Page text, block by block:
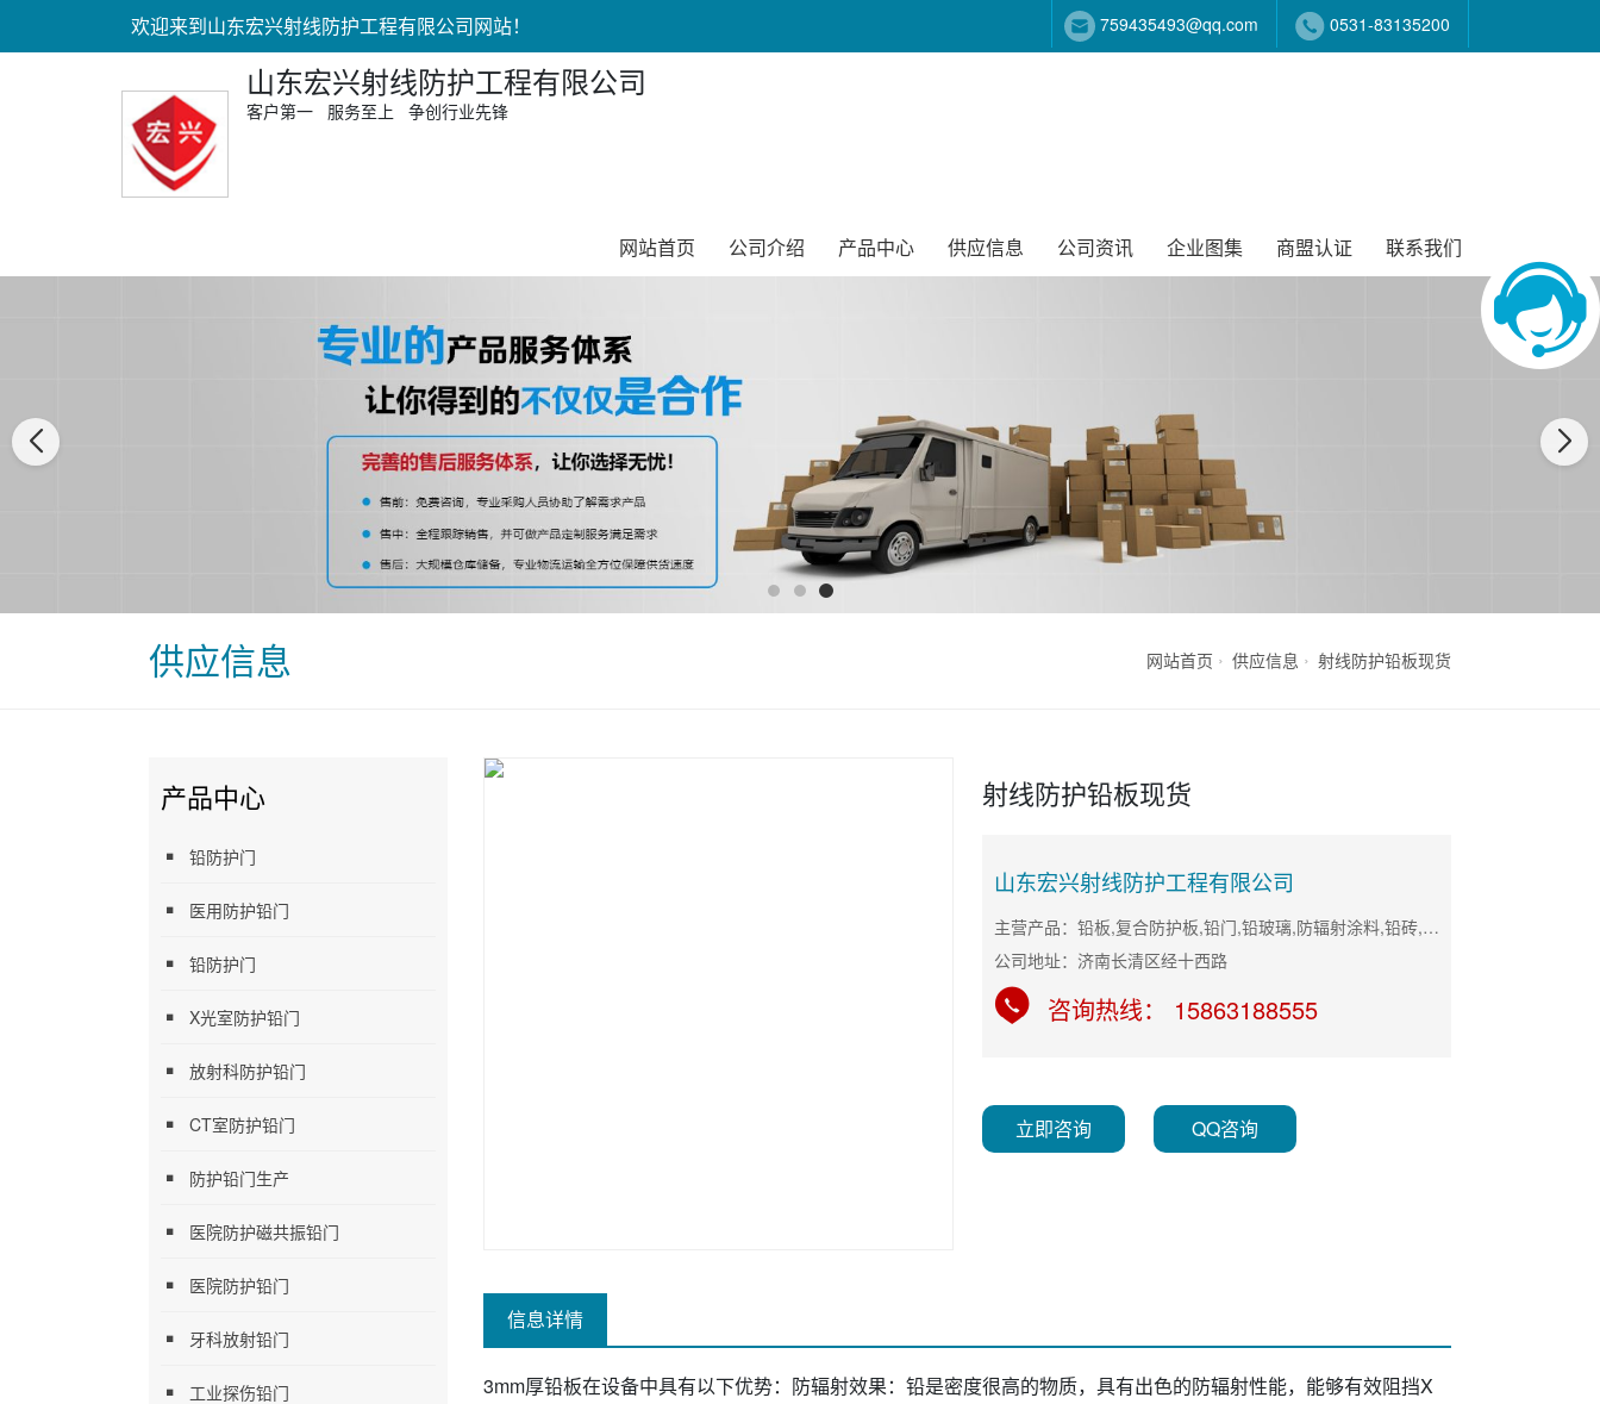
欢迎来到山东宏兴射线防护工程有限公司网站！ 759435493@qq.com 0531-83135200
山东宏兴射线防护工程有限公司
客户第一 服务至上 争创行业先锋
网站首页 公司介绍 产品中心 供应信息 公司资讯 企业图集 商盟认证 联系我们
供应信息 网站首页 供应信息 射线防护铅板现货
产品中心
铅防护门
医用防护铅门
铅防护门
X光室防护铅门
放射科防护铅门
CT室防护铅门
防护铅门生产
医院防护磁共振铅门
医院防护铅门
牙科放射铅门
工业探伤铅门
射线防护铅板现货
山东宏兴射线防护工程有限公司
主营产品：铅板,复合防护板,铅门,铅玻璃,防辐射涂料,铅砖,防辐射门
公司地址：济南长清区经十西路
咨询热线： 15863188555
立即咨询 QQ咨询
信息详情
3mm厚铅板在设备中具有以下优势：防辐射效果：铅是密度很高的物质，具有出色的防辐射性能，能够有效阻挡X